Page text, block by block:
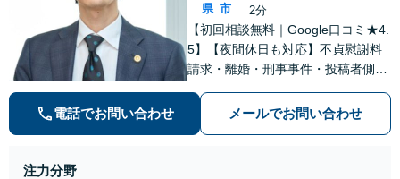
県 市
2分
【初回相談無料｜Google口コミ★4.
5】【夜間休日も対応】不貞慰謝料
請求・離婚・刑事事件・投稿者側発
数。オーダーメイドのサービスで問
題解決や事業の推進を強力にサポー
電話でお問い合わせ メールでお問い合わせ
注力分野